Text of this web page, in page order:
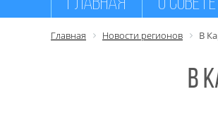
Главная Новости регионов В
В